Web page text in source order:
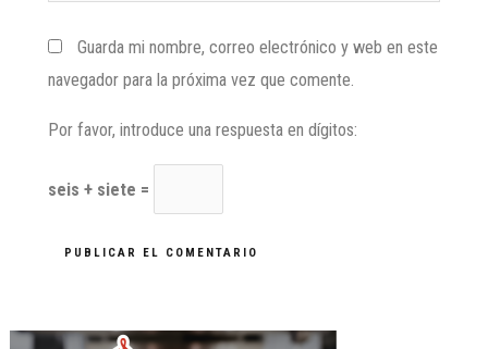
Guarda mi nombre, correo electrónico y web en este
navegador para la próxima vez que comente.
Por favor, introduce una respuesta en dígitos:
seis + siete =